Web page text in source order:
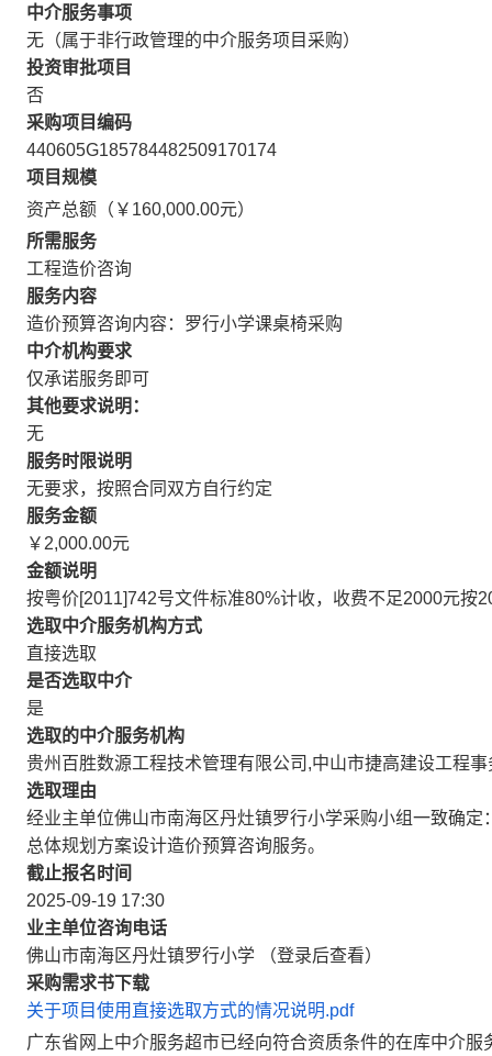
中介服务事项
无（属于非行政管理的中介服务项目采购）
投资审批项目
否
采购项目编码
440605G185784482509170174
项目规模
资产总额（￥160,000.00元）
所需服务
工程造价咨询
服务内容
造价预算咨询内容：罗行小学课桌椅采购
中介机构要求
仅承诺服务即可
其他要求说明：
无
服务时限说明
无要求，按照合同双方自行约定
服务金额
￥2,000.00元
金额说明
按粤价[2011]742号文件标准80%计收，收费不足2000元按
选取中介服务机构方式
直接选取
是否选取中介
是
选取的中介服务机构
贵州百胜数源工程技术管理有限公司,中山市捷高建设工程
选取理由
经业主单位佛山市南海区丹灶镇罗行小学采购小组一致确
总体规划方案设计造价预算咨询服务。
截止报名时间
2025-09-19 17:30
业主单位咨询电话
佛山市南海区丹灶镇罗行小学 （登录后查看）
采购需求书下载
关于项目使用直接选取方式的情况说明.pdf
广东省网上中介服务超市已经向符合资质条件的在库中介